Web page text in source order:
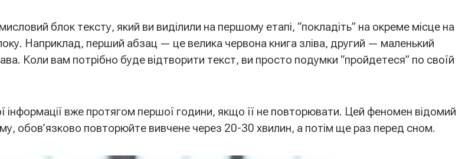
блок тексту, який ви виділили на першому етапі, “покладіть” на окреме місце на
Наприклад, перший абзац — це велика червона книга зліва, другий — маленький
Коли вам потрібно буде відтворити текст, ви просто подумки “пройдетеся” по своїй
вже протягом першої години, якщо її не повторювати. Цей феномен відомий
обов’язково повторюйте вивчене через 20-30 хвилин, а потім ще раз перед сном.